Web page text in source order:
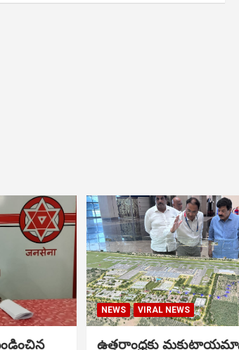
NEWS VIRAL NEWS
ఉత్తరాంధ్రకు